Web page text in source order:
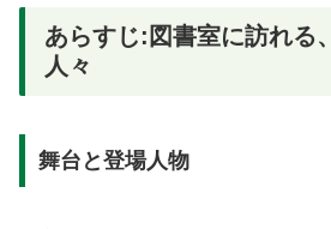
あらすじ:図書室に訪れる
人々
舞台と登場人物